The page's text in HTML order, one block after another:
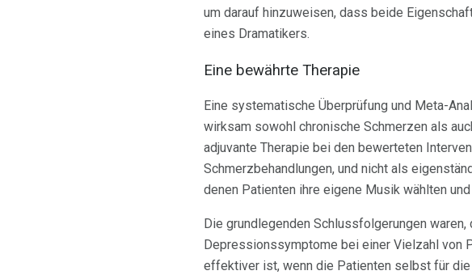
um darauf hinzuweisen, dass beide
eines Dramatikers.
Eine bewährte Therapie
Eine systematische Überprüfung und Meta-
wirksam sowohl chronische Schmerzen als
adjuvante Therapie bei den bewerteten
Schmerzbehandlungen, und nicht als
denen Patienten ihre eigene Musik wählten
Die grundlegenden Schlussfolgerungen
Depressionssymptome bei einer Vielzahl von
effektiver ist, wenn die Patienten selbst für